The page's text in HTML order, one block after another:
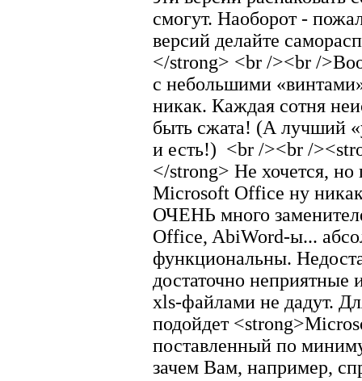
смогут. Наоборот -
версий делайте
</strong> <br /><br /
с небольшими
никак. Каждая сотня
быть сжата! (А лучший
и есть!) <br /><br /
</strong> Не хочется,
Microsoft Office ну
ОЧЕНЬ много
Office, AbiWord-ы...
функциональны.
достаточно неприятные
xls-файлами не дадут.
подойдет
поставленный по
зачем Вам, например,